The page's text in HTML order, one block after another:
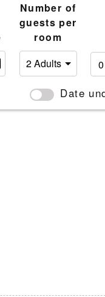
Number of
guests per
room
Date